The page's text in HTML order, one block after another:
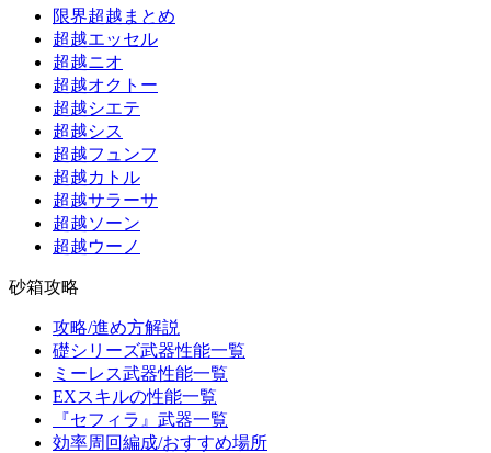
限界超越まとめ
超越エッセル
超越ニオ
超越オクトー
超越シエテ
超越シス
超越フュンフ
超越カトル
超越サラーサ
超越ソーン
超越ウーノ
砂箱攻略
攻略/進め方解説
礎シリーズ武器性能一覧
ミーレス武器性能一覧
EXスキルの性能一覧
『セフィラ』武器一覧
効率周回編成/おすすめ場所